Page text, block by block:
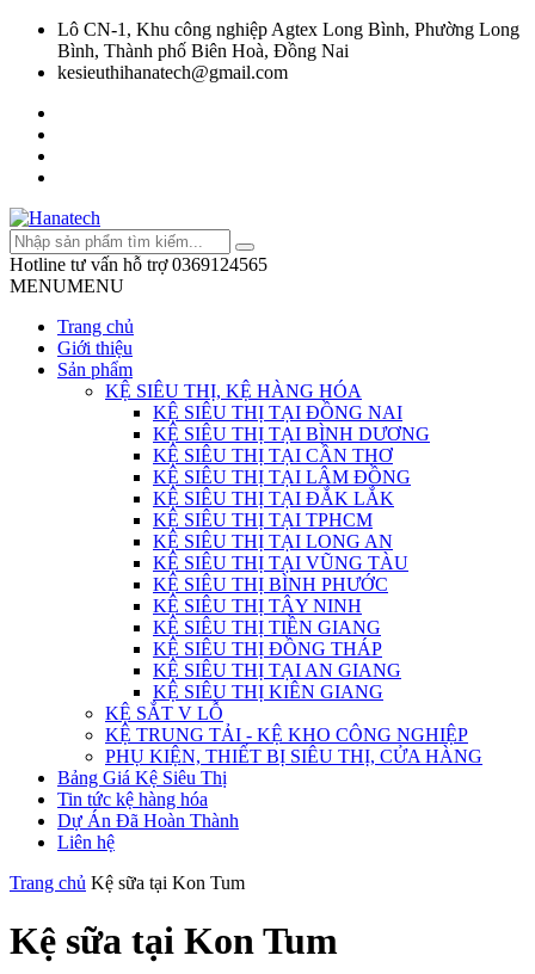
Lô CN-1, Khu công nghiệp Agtex Long Bình, Phường Long
Bình, Thành phố Biên Hoà, Đồng Nai
kesieuthihanatech@gmail.com
Hotline tư vấn hỗ trợ 0369124565
MENUMENU
Trang chủ
Giới thiệu
Sản phẩm
KỆ SIÊU THỊ, KỆ HÀNG HÓA
KỆ SIÊU THỊ TẠI ĐỒNG NAI
KỆ SIÊU THỊ TẠI BÌNH DƯƠNG
KỆ SIÊU THỊ TẠI CẦN THƠ
KỆ SIÊU THỊ TẠI LÂM ĐỒNG
KỆ SIÊU THỊ TẠI ĐẮK LẮK
KỆ SIÊU THỊ TẠI TPHCM
KỆ SIÊU THỊ TẠI LONG AN
KỆ SIÊU THỊ TẠI VŨNG TÀU
KỆ SIÊU THỊ BÌNH PHƯỚC
KỆ SIÊU THỊ TÂY NINH
KỆ SIÊU THỊ TIỀN GIANG
KỆ SIÊU THỊ ĐỒNG THÁP
KỆ SIÊU THỊ TẠI AN GIANG
KỆ SIÊU THỊ KIÊN GIANG
KỆ SẮT V LỖ
KỆ TRUNG TẢI - KỆ KHO CÔNG NGHIỆP
PHỤ KIỆN, THIẾT BỊ SIÊU THỊ, CỬA HÀNG
Bảng Giá Kệ Siêu Thị
Tin tức kệ hàng hóa
Dự Án Đã Hoàn Thành
Liên hệ
Trang chủ Kệ sữa tại Kon Tum
Kệ sữa tại Kon Tum